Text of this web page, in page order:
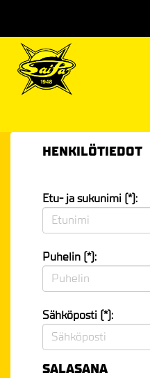
HENKILÖTIEDOT
Etu- ja sukunimi (*):
Puhelin (*):
Sähköposti (*):
SALASANA